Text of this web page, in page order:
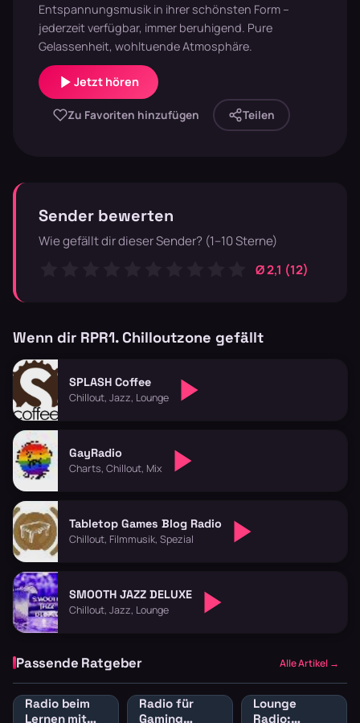
Entspannungsmusik in ihrer schönsten Form –
jederzeit verfügbar, immer beruhigend. Pure
Gelassenheit, wohltuende Atmosphäre.
Jetzt hören
Zu Favoriten hinzufügen Teilen
Sender bewerten
Wie gefällt dir dieser Sender? (1–10 Sterne)
Ø 2,1 (12)
Wenn dir RPR1. Chilloutzone gefällt
SPLASH Coffee
Chillout, Jazz, Lounge
GayRadio
Charts, Chillout, Mix
Tabletop Games Blog Radio
Chillout, Filmmusik, Spezial
SMOOTH JAZZ DELUXE
Chillout, Jazz, Lounge
Passende Ratgeber Alle Artikel →
Radio beim
Lernen mit
Radio für
Gaming
Lounge
Radio: